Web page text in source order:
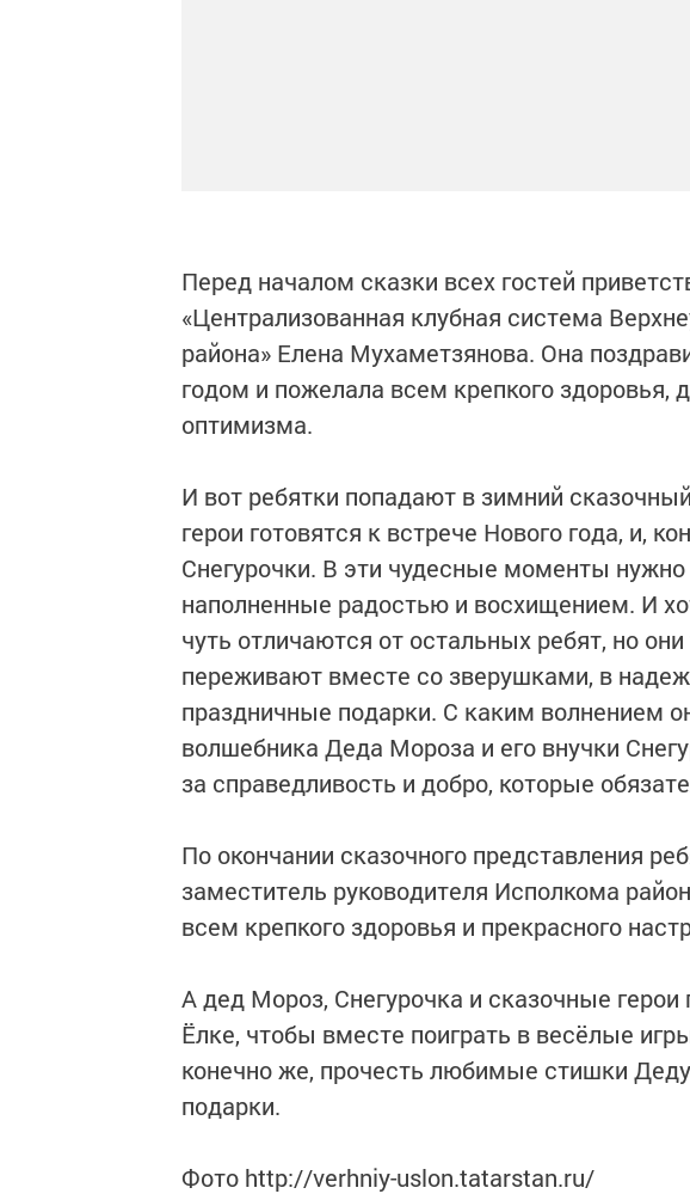
Перед началом сказки всех гостей
«Централизованная клубная система
района» Елена Мухаметзянова. Она
годом и пожелала всем крепкого здоровья,
оптимизма.
И вот ребятки попадают в зимний
герои готовятся к встрече Нового года, и,
Снегурочки. В эти чудесные моменты нужно
наполненные радостью и восхищением. И
чуть отличаются от остальных ребят, но
переживают вместе со зверушками, в
праздничные подарки. С каким волнением
волшебника Деда Мороза и его внучки
за справедливость и добро, которые
По окончании сказочного представления
заместитель руководителя Исполкома
всем крепкого здоровья и прекрасного
А дед Мороз, Снегурочка и сказочные герои
Ёлке, чтобы вместе поиграть в весёлые
конечно же, прочесть любимые стишки
подарки.
Фото http://verhniy-uslon.tatarstan.ru/